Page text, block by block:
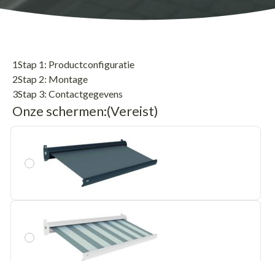
1Stap 1: Productconfiguratie
2Stap 2: Montage
3Stap 3: Contactgegevens
Onze schermen:(Vereist)